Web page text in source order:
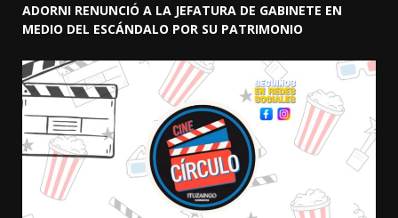
ADORNI RENUNCIÓ A LA JEFATURA DE GABINETE EN
MEDIO DEL ESCÁNDALO POR SU PATRIMONIO